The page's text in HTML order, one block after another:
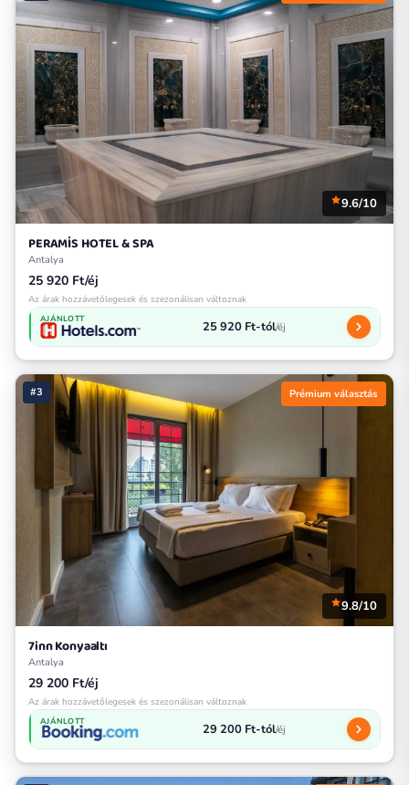
9.6/10
PERAMİS HOTEL & SPA
Antalya
25 920 Ft/éj
Az árak hozzávetőlegesek és szezonálisan változnak
AJÁNLOTT 25 920 Ft-tól/éj
#3 Prémium választás
9.8/10
7inn Konyaaltı
Antalya
29 200 Ft/éj
Az árak hozzávetőlegesek és szezonálisan változnak
AJÁNLOTT 29 200 Ft-tól/éj